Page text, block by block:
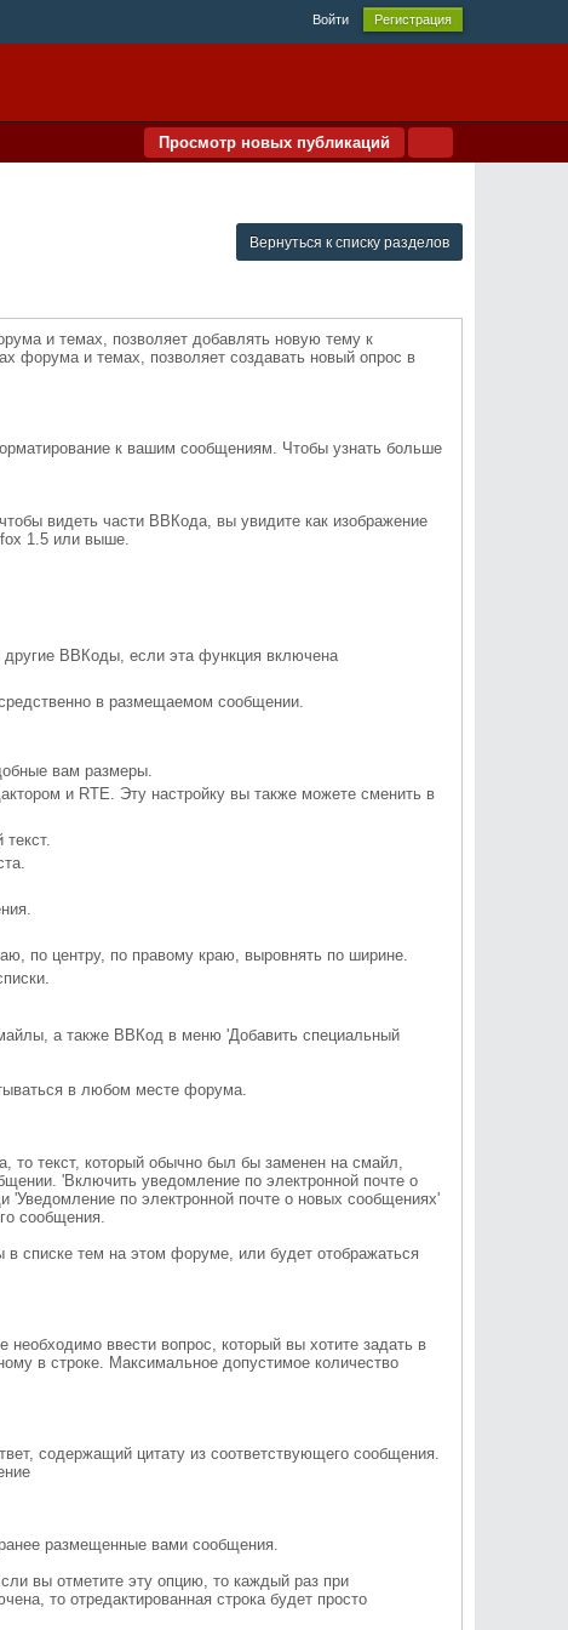
Войти Регистрация
Просмотр новых публикаций
Вернуться к списку разделов
и темах, позволяет добавлять новую тему к
форума и темах, позволяет создавать новый опрос в
к вашим сообщениям. Чтобы узнать больше
видеть части ВВКода, вы увидите как изображение
1.5 или выше.
другие ВВКоды, если эта функция включена
в размещаемом сообщении.
вам размеры.
и RTE. Эту настройку вы также можете сменить в
по центру, по правому краю, выровнять по ширине.
а также ВВКод в меню 'Добавить специальный
в любом месте форума.
то текст, который обычно был бы заменен на смайл,
'Включить уведомление по электронной почте о
по электронной почте о новых сообщениях'
сообщения.
списке тем на этом форуме, или будет отображаться
ввести вопрос, который вы хотите задать в
в строке. Максимальное допустимое количество
содержащий цитату из соответствующего сообщения.
размещенные вами сообщения.
вы отметите эту опцию, то каждый раз при
то отредактированная строка будет просто